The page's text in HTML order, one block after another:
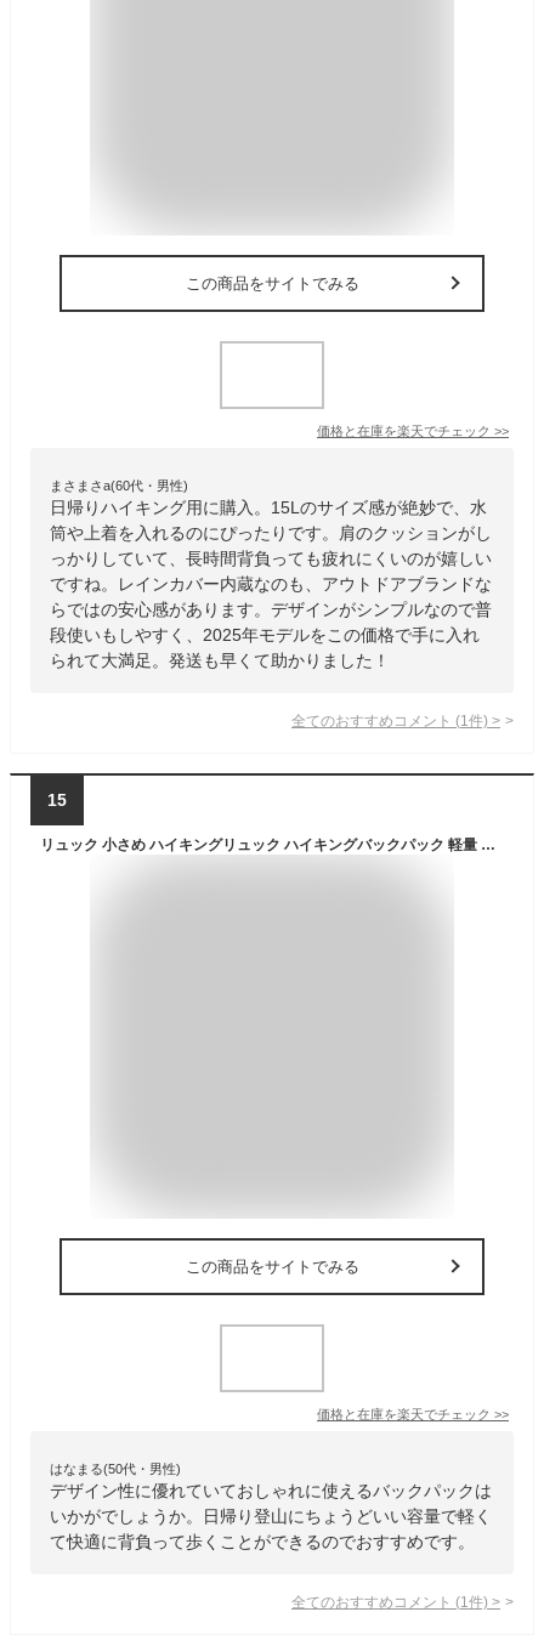
この商品をサイトでみる
価格と在庫を楽天でチェック >>
まさまさa(60代・男性)
日帰りハイキング用に購入。15Lのサイズ感が絶妙で、水
筒や上着を入れるのにぴったりです。肩のクッションがし
っかりしていて、長時間背負っても疲れにくいのが嬉しい
ですね。レインカバー内蔵なのも、アウトドアブランドな
らではの安心感があります。デザインがシンプルなので普
段使いもしやすく、2025年モデルをこの価格で手に入れ
られて大満足。発送も早くて助かりました！
全てのおすすめコメント (1 件) >
15
リュック 小さめ ハイキングリュック ハイキングバックパック 軽量 小さな旅行バック アウトドア用 撥水 軽量 男女兼用 登山バッグ 15L 20L多機能 自転車用 散歩用
この商品をサイトでみる
価格と在庫を楽天でチェック >>
はなまる(50代・男性)
デザイン性に優れていておしゃれに使えるバックパックは
いかがでしょうか。日帰り登山にちょうどいい容量で軽く
て快適に背負って歩くことができるのでおすすめです。
全てのおすすめコメント (1 件) >